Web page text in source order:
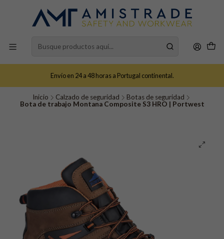
Envío en 24 a 48 horas a Portugal continental.
Inicio Calzado de seguridad
Botas de seguridad
Bota de trabajo Montana Composite S3 HRO | Portwest